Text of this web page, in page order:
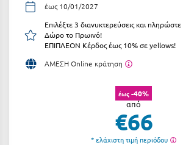
Αράχωβα
Αργολίδα
Αριδαία
Ξενοδοχεία 2 Αστέρων
Ξενοδοχεία 3 Αστέρων
Ξενοδοχεία 4 Αστέρων
έως 10/01/2027
Επιλέξτε 3 διανυκτερεύσεις και πληρώστε
Δώρο το Πρωινό!
ΕΠΙΠΛΕΟΝ Κέρδος έως 10% σε yellows!
ΑΜΕΣΗ Online κράτηση
έως -40%
από
€66
* ελάχιστη τιμή περιόδου